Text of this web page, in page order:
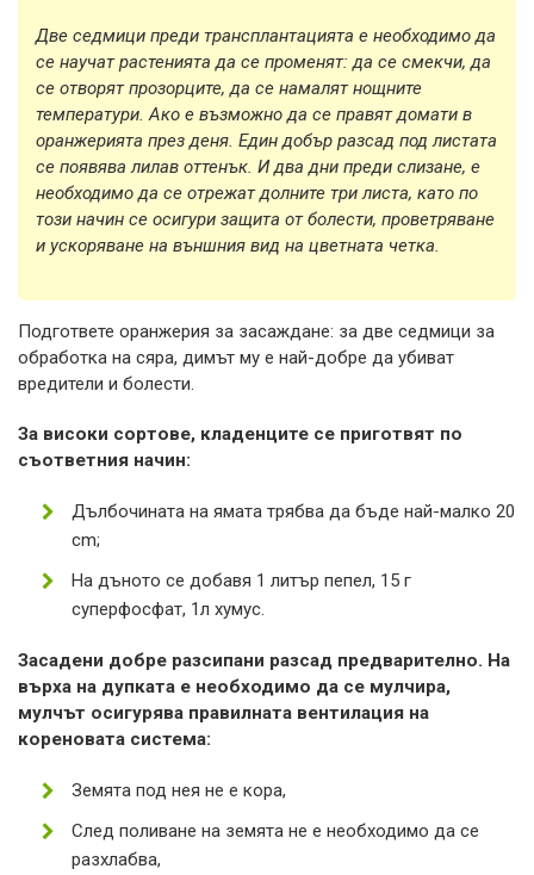
Две седмици преди трансплантацията е необходимо да
се научат растенията да се променят: да се смекчи, да
се отворят прозорците, да се намалят нощните
температури. Ако е възможно да се правят домати в
оранжерията през деня. Един добър разсад под листата
се появява лилав оттенък. И два дни преди слизане, е
необходимо да се отрежат долните три листа, като по
този начин се осигури защита от болести, проветряване
и ускоряване на външния вид на цветната четка.
Подгответе оранжерия за засаждане: за две седмици за
обработка на сяра, димът му е най-добре да убиват
вредители и болести.
За високи сортове, кладенците се приготвят по
съответния начин:
Дълбочината на ямата трябва да бъде най-малко 20
cm;
На дъното се добавя 1 литър пепел, 15 г
суперфосфат, 1л хумус.
Засадени добре разсипани разсад предварително. На
върха на дупката е необходимо да се мулчира,
мулчът осигурява правилната вентилация на
кореновата система:
Земята под нея не е кора,
След поливане на земята не е необходимо да се
разхлабва,